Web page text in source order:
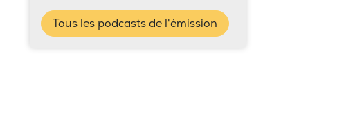
Tous les podcasts de l'émission